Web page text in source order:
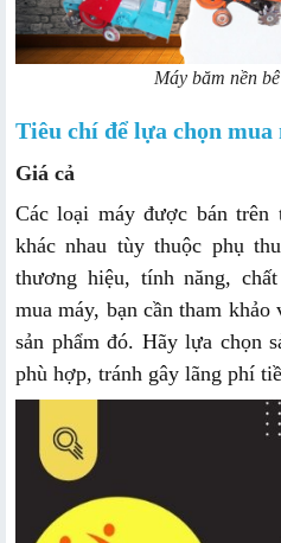
Máy băm nền
Tiêu chí để lựa chọn
Giá cả
Các loại máy được bán
khác nhau tùy thuộc phụ
thương hiệu, tính năng,
mua máy, bạn cần tham
sản phẩm đó. Hãy lựa chọn
phù hợp, tránh gây lãng phí